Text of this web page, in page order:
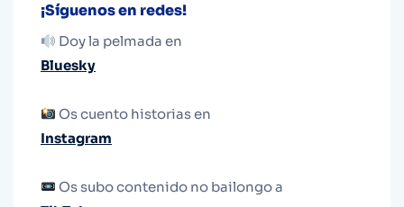
¡Síguenos en redes!
Doy la pelmada en
Bluesky
Os cuento historias en
Instagram
Os subo contenido no bailongo a